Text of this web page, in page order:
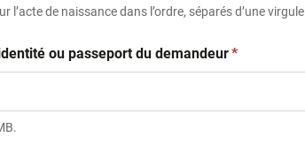
l’acte de naissance dans l’ordre, séparés d’une virgule
ou passeport du demandeur(obligatoire)
*